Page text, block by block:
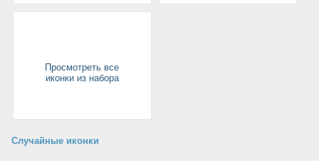
Просмотреть все
иконки из набора
Случайные иконки